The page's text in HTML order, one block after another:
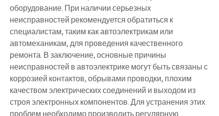
оборудование. При наличии серьезных
неисправностей рекомендуется обратиться к
специалистам, таким как автоэлектрикам или
автомеханикам, для проведения качественного
ремонта. В заключение, основные причины
неисправностей в автоэлектрике могут быть связаны с
коррозией контактов, обрывами проводки, плохим
качеством электрических соединений и выходом из
строя электронных компонентов. Для устранения этих
проблем необходимо производить регулярную